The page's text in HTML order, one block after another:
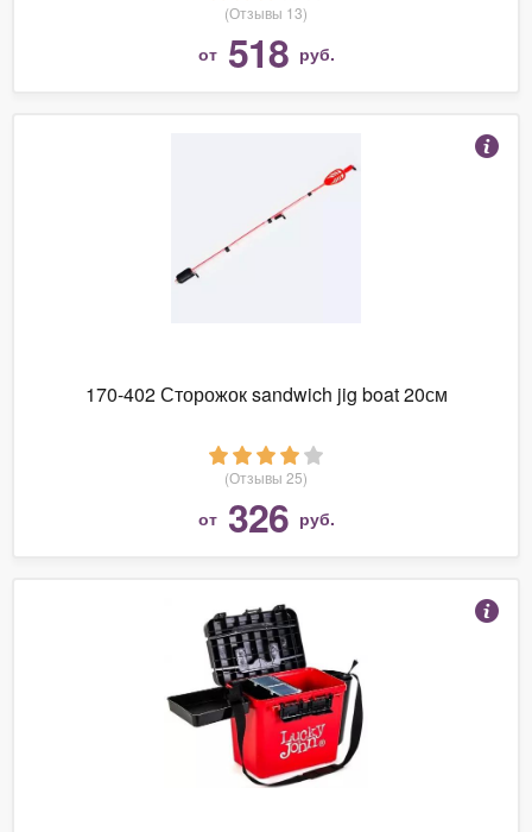
(Отзывы 13)
от 518 руб.
170-402 Сторожок sandwich jig boat 20см
(Отзывы 25)
от 326 руб.